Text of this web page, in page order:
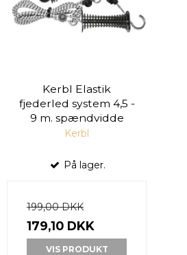
Kerbl Elastik
fjederled system 4,5 -
9 m. spændvidde
Kerbl
På lager.
199,00 DKK
179,10 DKK
VIS PRODUKT